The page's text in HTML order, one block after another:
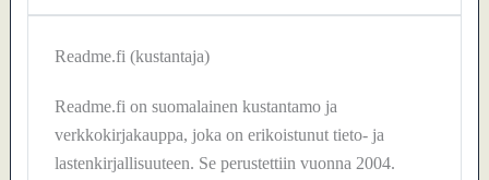
Readme.fi (kustantaja)
Readme.fi on suomalainen kustantamo ja
verkkokirjakauppa, joka on erikoistunut tieto- ja
lastenkirjallisuuteen. Se perustettiin vuonna 2004.